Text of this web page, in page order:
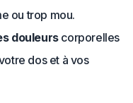
ou trop mou.
douleurscorporelles
dos et à vos